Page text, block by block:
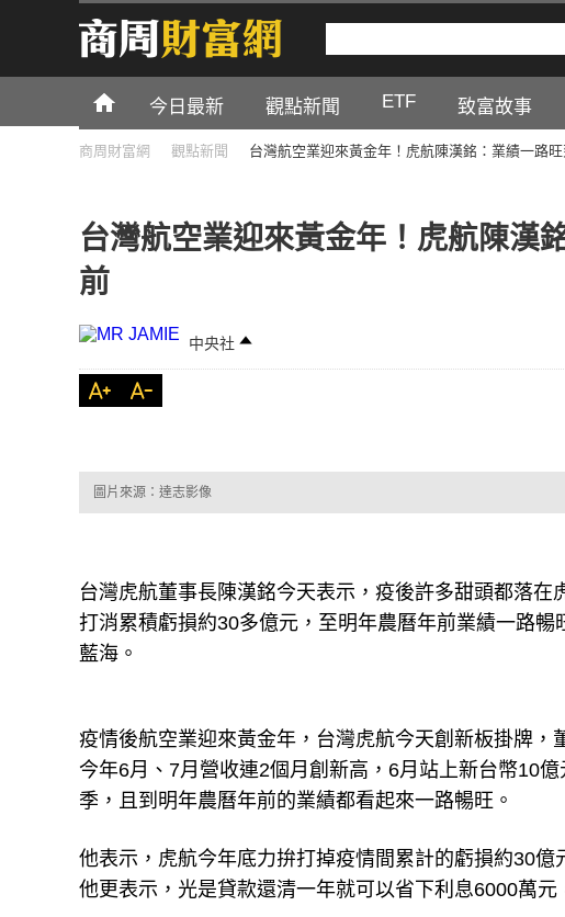
今日最新 觀點新聞 ETF 致富故事
商周財富網 觀點新聞 台灣航空業迎來黃金年！虎航陳漢銘：業績一路
台灣航空業迎來黃金年！虎航陳漢
前
中央社
圖片來源：達志影像
台灣虎航董事長陳漢銘今天表示，疫後許多甜頭都落
打消累積虧損約30多億元，至明年農曆年前業績一路
藍海。
疫情後航空業迎來黃金年，台灣虎航今天創新板掛牌，
今年6月、7月營收連2個月創新高，6月站上新台幣10
季，且到明年農曆年前的業績都看起來一路暢旺。
他表示，虎航今年底力拚打掉疫情間累計的虧損約30
他更表示，光是貸款還清一年就可以省下利息6000萬元